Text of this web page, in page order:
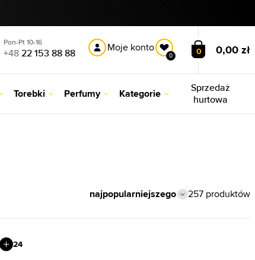
Pon-Pt 10-16
+4822 153 88 88 Moje konto
0 0 0,00 zł
Torebki Perfumy Kategorie
Sprzedaż
hurtowa
257 produktów
24